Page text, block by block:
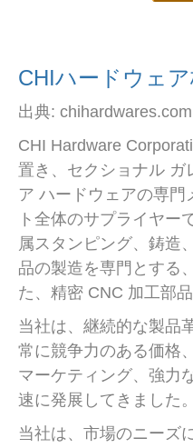
CHIハードウェ
出典: chihardwares.com
CHI Hardware
置き、セクショナル ガ
ア ハードウェアの専門
ト全体のサプライヤー
属スタンピング、鋳造
品の製造を専門とする
た、精密 CNC 加工部
当社は、継続的な製品
常に競争力のある価格
マーケティング、強力
速に発展してきました。
当社は、市場のニーズ